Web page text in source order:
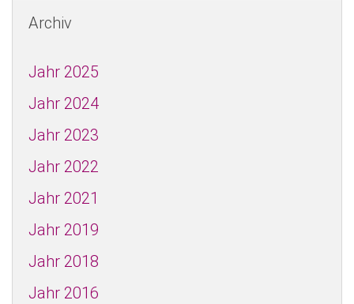
Archiv
Jahr 2025
Jahr 2024
Jahr 2023
Jahr 2022
Jahr 2021
Jahr 2019
Jahr 2018
Jahr 2016